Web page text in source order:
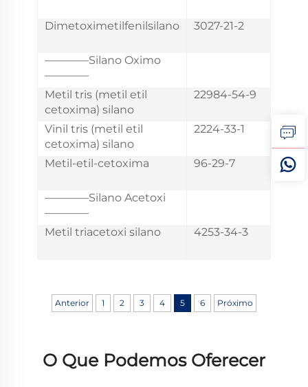
Dimetoximetilfenilsilano 3027-21-2
————Silano Oximo
————
Metil tris (metil etil
cetoxima) silano
22984-54-9
Vinil tris (metil etil
cetoxima) silano
2224-33-1
Metil-etil-cetoxima 96-29-7
————Silano Acetoxi
————
Metil triacetoxi silano
4253-34-3
Anterior 1 2 3 4 5 6 Próximo
O Que Podemos Oferecer